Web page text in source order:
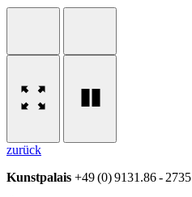
zurück
Kunstpalais +49 (0) 9131.86 - 2735